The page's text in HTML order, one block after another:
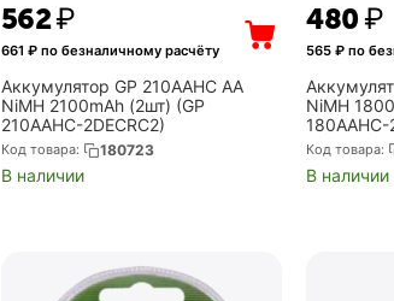
‍562‍₽
661 ₽ по безналичному расчёту
Аккумулятор GP 210AAHC AA
NiMH 2100mAh (2шт) (GP
210AAHC-2DECRC2)
Код товара: 180723
В наличии
‍480‍₽
565 ₽ по
NiMH
180AAHC-
Код товара:
В наличии